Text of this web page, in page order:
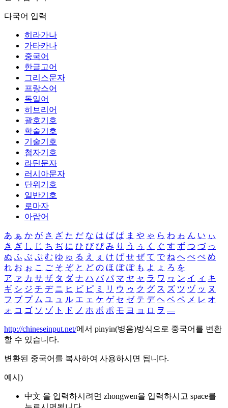
다국어 입력
히라가나
가타카나
중국어
한글고어
그리스문자
프랑스어
독일어
히브리어
괄호기호
학술기호
기술기호
첨자기호
라틴문자
러시아문자
단위기호
일반기호
로마자
아랍어
あ ぁ か が さ ざ た だ な は ば ぱ ま や ゃ ら わ ゎ ん い ぃ
き ぎ し じ ち ぢ に ひ び ぴ み り う ぅ く ぐ す ず つ づ っ
ぬ ふ ぶ ぷ む ゆ ゅ る え ぇ け げ せ ぜ て で ね へ べ ぺ め
れ お ぉ こ ご そ ぞ と ど の ほ ぼ ぽ も よ ょ ろ を
ア ァ カ サ ザ タ ダ ナ ハ バ パ マ ヤ ャ ラ ワ ヮ ン イ ィ キ
ギ シ ジ チ ヂ ニ ヒ ビ ピ ミ リ ウ ゥ ク グ ス ズ ツ ヅ ッ ヌ
フ ブ プ ム ユ ュ ル エ ェ ケ ゲ セ ゼ テ デ ヘ ベ ペ メ レ オ
ォ コ ゴ ソ ゾ ト ド ノ ホ ボ ポ モ ヨ ョ ロ ヲ ―
http://chineseinput.net/에서 pinyin(병음)방식으로 중국어를 변환
할 수 있습니다.
변환된 중국어를 복사하여 사용하시면 됩니다.
예시)
中文 을 입력하시려면 zhongwen을 입력하시고 space를